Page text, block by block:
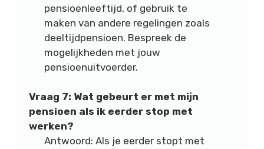
pensioenleeftijd, of gebruik te
maken van andere regelingen zoals
deeltijdpensioen. Bespreek de
mogelijkheden met jouw
pensioenuitvoerder.
Vraag 7: Wat gebeurt er met mijn
pensioen als ik eerder stop met
werken?
Antwoord: Als je eerder stopt met